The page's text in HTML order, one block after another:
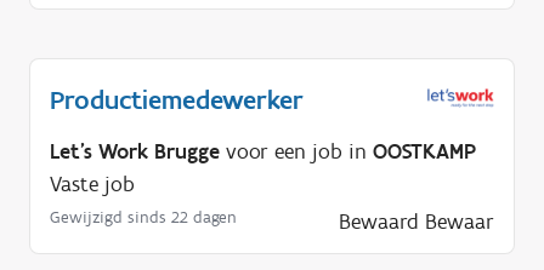
Productiemedewerker
Let's Work Brugge voor een job in OOSTKAMP
Vaste job
Gewijzigd sinds 22 dagen Bewaard Bewaar